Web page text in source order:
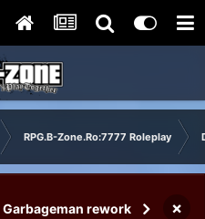
RPG.B-Zone.Ro:7777 Roleplay
rework ×